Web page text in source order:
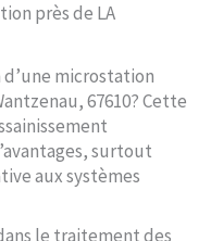
près de LA
microstation
67610? Cette
surtout
aux systèmes
le traitement des